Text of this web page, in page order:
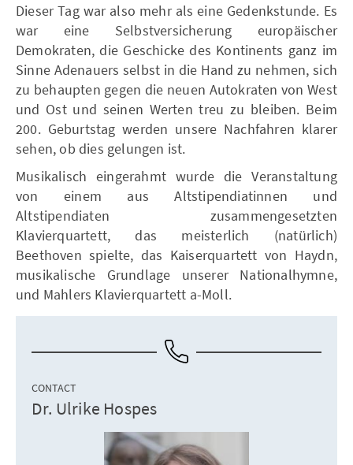
Dieser Tag war also mehr als eine Gedenkstunde. Es
war eine Selbstversicherung europäischer
Demokraten, die Geschicke des Kontinents ganz im
Sinne Adenauers selbst in die Hand zu nehmen, sich
zu behaupten gegen die neuen Autokraten von West
und Ost und seinen Werten treu zu bleiben. Beim
200. Geburtstag werden unsere Nachfahren klarer
sehen, ob dies gelungen ist.
Musikalisch eingerahmt wurde die Veranstaltung
von einem aus Altstipendiatinnen und
Altstipendiaten zusammengesetzten
Klavierquartett, das meisterlich (natürlich)
Beethoven spielte, das Kaiserquartett von Haydn,
musikalische Grundlage unserer Nationalhymne,
und Mahlers Klavierquartett a-Moll.
CONTACT
Dr. Ulrike Hospes